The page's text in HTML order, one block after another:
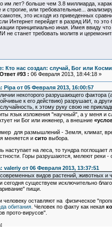
им лет? больше чем 3.8 миллиарда,
и строгие, или требовательные...
это исходя из приведенных
Интернет перейдет в разряд ИИ, то
принципиально иная. Имея ввиду
не станет требовать молитв и
Кто нас создал: случай, Бог или
Ответ #93 : 06 Февраля 2013, 18:44:18 »
Pipa от 05 Февраля 2013, 16:00:57
некоторого разрушающего фактора
к его действию) разрушает, а
к этому руку свою не
язык изложения "научный", а у меня
ни Бог или инженер, а внешние
для размышлений - Земля, климат,
меняется и сито выбора.
наступает на леса, то тундра
Горы разрушаются, мелеют реки -
valeriy от 06 Февраля 2013, 13:37:51
видов растений, животных и
сегодня существуем исключительно
пищи.
человеку оставляют на физическое
обитания. Человек по факту как некая
прото-вирусов".